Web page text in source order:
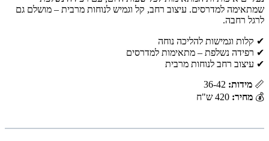
שמתאימה למדרסים. עיצוב רחב, קל וגמיש לנוחות מרבית – מושלם גם
לרגל רחבה.
✔ קלות וגמישות להליכה נוחה
✔ רפידה נשלפת – מתאימות למדרסים
✔ עיצוב רחב לנוחות מרבית
📏 מידות:
💰 מחיר: